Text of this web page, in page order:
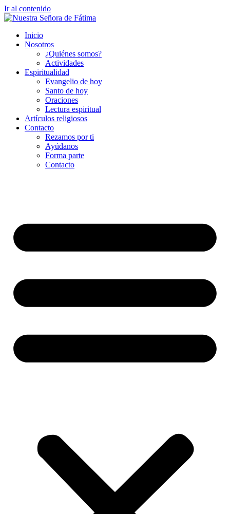
Ir al contenido
Inicio
Nosotros
¿Quiénes somos?
Actividades
Espiritualidad
Evangelio de hoy
Santo de hoy
Oraciones
Lectura espiritual
Artículos religiosos
Contacto
Rezamos por ti
Ayúdanos
Forma parte
Contacto